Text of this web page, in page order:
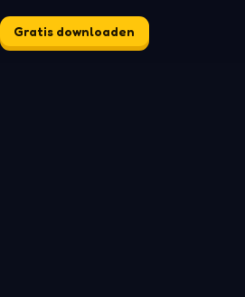
Gratis downloaden